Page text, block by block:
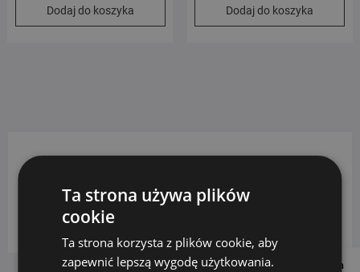
Dodaj do koszyka Dodaj do koszyka
Wybierz kategorię
Follow us on
Ta strona używa plików
cookie
Ta strona korzysta z plików cookie, aby
zapewnić lepszą wygodę użytkowania.